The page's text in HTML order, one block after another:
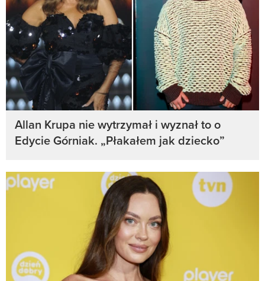
Allan Krupa nie wytrzymał i wyznał to o
Edycie Górniak. „Płakałem jak dziecko”